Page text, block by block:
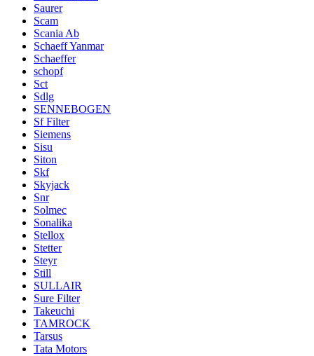
Saurer
Scam
Scania Ab
Schaeff Yanmar
Schaeffer
schopf
Sct
Sdlg
SENNEBOGEN
Sf Filter
Siemens
Sisu
Siton
Skf
Skyjack
Snr
Solmec
Sonalika
Stellox
Stetter
Steyr
Still
SULLAIR
Sure Filter
Takeuchi
TAMROCK
Tarsus
Tata Motors